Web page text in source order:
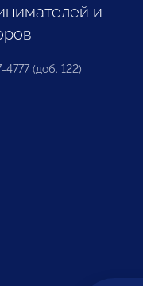
и
4777 (доб. 122)